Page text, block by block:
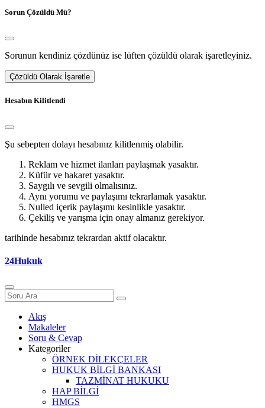
Sorun Çözüldü Mü?
Sorunun kendiniz çözdünüz ise lüften çözüldü olarak işaretleyiniz.
Çözüldü Olarak İşaretle
Hesabın Kilitlendi
Şu sebepten dolayı hesabınız kilitlenmiş olabilir.
Reklam ve hizmet ilanları paylaşmak yasaktır.
Küfür ve hakaret yasaktır.
Saygılı ve sevgili olmalısınız.
Aynı yorumu ve paylaşımı tekrarlamak yasaktır.
Nulled içerik paylaşımı kesinlikle yasaktır.
Çekiliş ve yarışma için onay almanız gerekiyor.
tarihinde hesabınız tekrardan aktif olacaktır.
24Hukuk
Akış
Makaleler
Soru & Cevap
Kategoriler
ÖRNEK DİLEKÇELER
HUKUK BİLGİ BANKASI
TAZMİNAT HUKUKU
HAP BİLGİ
HMGS